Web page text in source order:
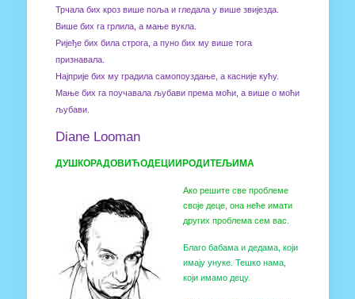
Трчала бих кроз више поља и гледала у више звијезда.
Више бих га грлила, а мање вукла.
Ријеђе бих била строга, а пуно бих му више тога
признавала.
Најприје бих му градила самопоуздање, а касније кућу.
Мање бих га поучавала љубави према моћи, а више о моћи
љубави.
Diane Looman
ДУШКОРАДОВИЋОДЕЦИ И РОДИТЕЉИМА
Ако решите све проблеме
своје деце, она неће имати
других проблема сем вас.
Благо бабама и дедама, који
имају унуке. Тешко нама,
који имамо децу.